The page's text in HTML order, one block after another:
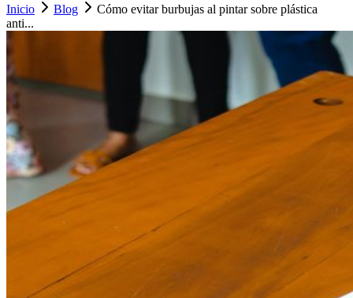
Inicio Blog
Cómo evitar burbujas al pintar sobre plástica
anti...